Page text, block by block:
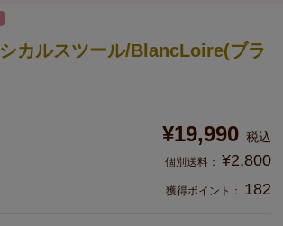
シカルスツール/BlancLoire(ブラ
¥19,990 税込
¥2,800
獲得ポイント： 182